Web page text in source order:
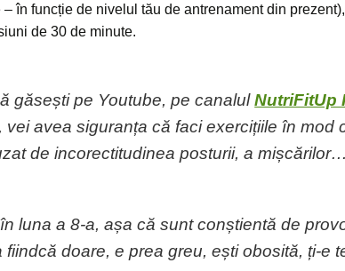
în funcție de nivelul tău de antrenament din
de 30 de minute.
găsești pe Youtube, pe canalulNutriFitUp
avea siguranța că faci exercițiile în mod
de incorectitudinea posturii, a mișcărilor…
luna a 8-a, așa că sunt conștientă de
doare, e prea greu, ești obosită, ți-e